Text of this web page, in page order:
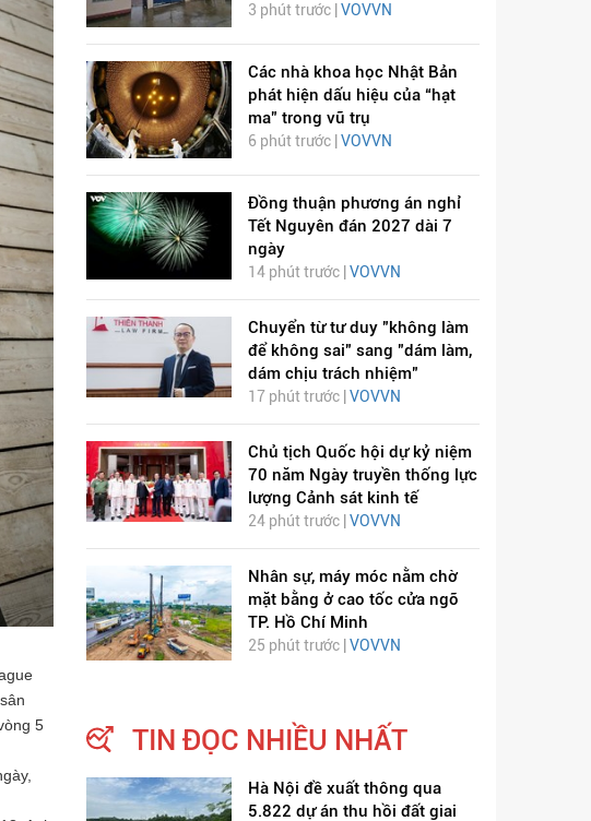
5
3 phút trước | VOVVN
Các nhà khoa học Nhật Bản
phát hiện dấu hiệu của “hạt
ma” trong vũ trụ
6 phút trước | VOVVN
Đồng thuận phương án nghỉ
Tết Nguyên đán 2027 dài 7
ngày
14 phút trước |VOVVN
Chuyển từ tư duy "không làm
để không sai" sang "dám làm,
dám chịu trách nhiệm"
17 phút trước |VOVVN
Chủ tịch Quốc hội dự kỷ niệm
70 năm Ngày truyền thống lực
lượng Cảnh sát kinh tế
24 phút trước |VOVVN
Nhân sự, máy móc nằm chờ
mặt bằng ở cao tốc cửa ngõ
TP. Hồ Chí Minh
25 phút trước |VOVVN
TIN ĐỌC NHIỀU NHẤT
Hà Nội đề xuất thông qua
5.822 dự án thu hồi đất giai